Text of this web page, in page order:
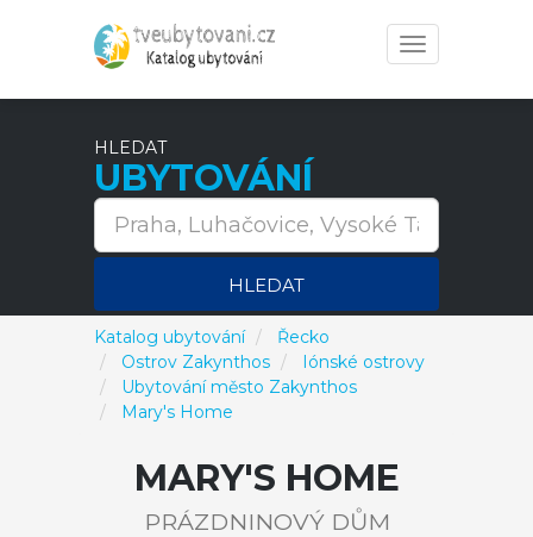
Toggle
navigation
HLEDAT
UBYTOVÁNÍ
HLEDAT
Katalog ubytování
Řecko
Ostrov Zakynthos
Iónské ostrovy
Ubytování město Zakynthos
Mary's Home
MARY'S HOME
PRÁZDNINOVÝ DŮM